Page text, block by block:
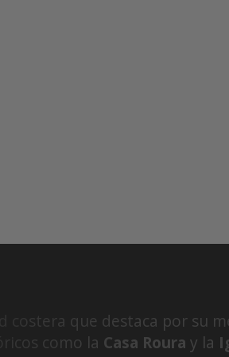
costera que destaca por su
como la Casa Roura y la